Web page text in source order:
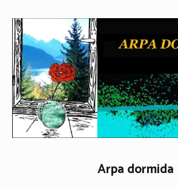
contenido
Arpa dormida